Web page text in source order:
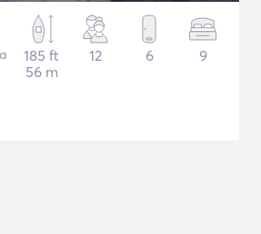
185 ft
56 m
12 6 9